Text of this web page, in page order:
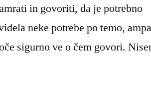
in govoriti, da je potrebno
neke potrebe po temo,
sigurno ve o čem govori.